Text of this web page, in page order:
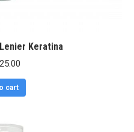
Keratina
cart